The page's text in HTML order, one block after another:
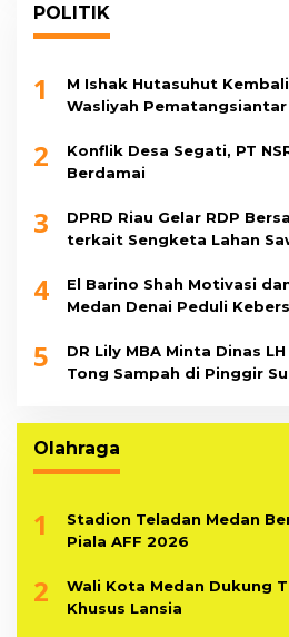
POLITIK
1
M Ishak Hutasuhut
Wasliyah
2
Konflik Desa Segati, PT
Berdamai
3
DPRD Riau Gelar RDP
terkait Sengketa Lahan
4
El Barino Shah Motivasi
Medan Denai Peduli
5
DR Lily MBA Minta Dinas
Tong Sampah di Pinggir
Olahraga
1
Stadion Teladan Medan
Piala AFF 2026
2
Wali Kota Medan Dukung
Khusus Lansia